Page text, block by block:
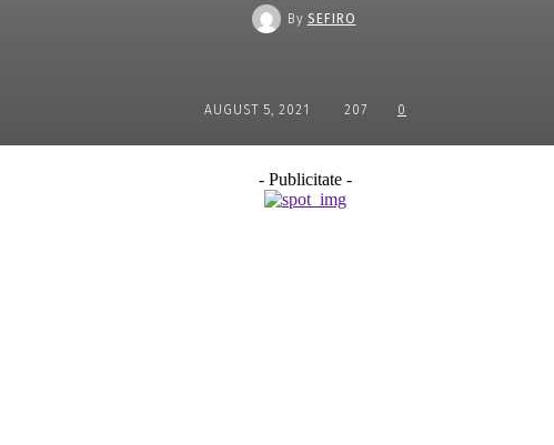
By SEFIRO
AUGUST 5, 2021 207 0
- Publicitate -